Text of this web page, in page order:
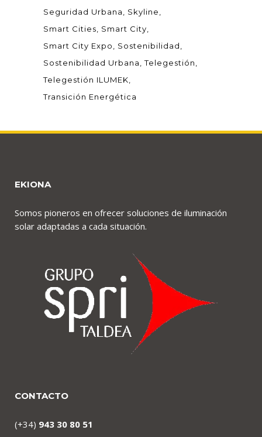
Seguridad Urbana
Skyline
Smart Cities
Smart City
Smart City Expo
Sostenibilidad
Sostenibilidad Urbana
Telegestión
Telegestión ILUMEK
Transición Energética
EKIONA
Somos pioneros en ofrecer soluciones de iluminación
solar adaptadas a cada situación.
CONTACTO
(+34) 943 30 80 51